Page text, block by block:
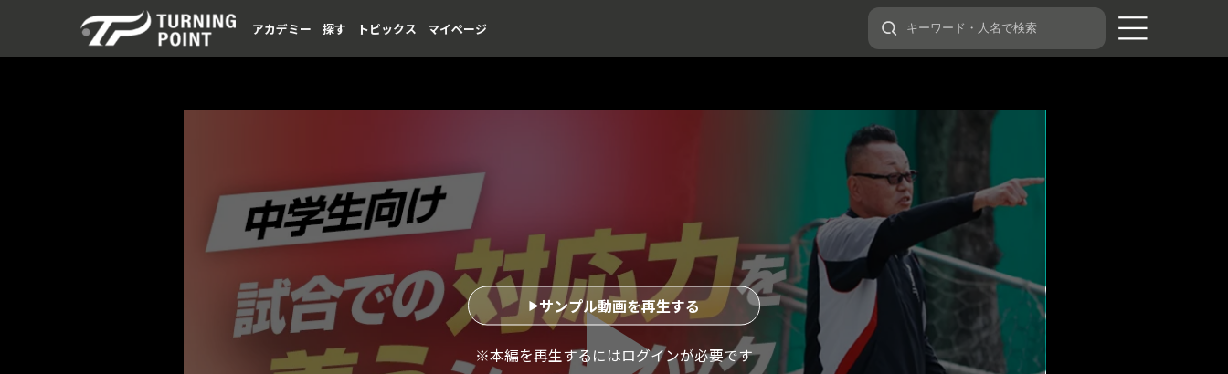
アカデミー 探す トピックス マイページ
※本編を再生するにはログインが必要です
サンプル動画を再生する